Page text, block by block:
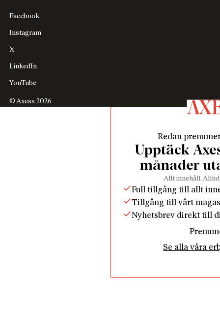
Facebook
Instagram
X
LinkedIn
YouTube
© Axess 2026
Redan
Upptäck
månader
Allt innehåll.
Full tillgång till allt
Tillgång till vårt
Nyhetsbrev direkt till
Se alla våra